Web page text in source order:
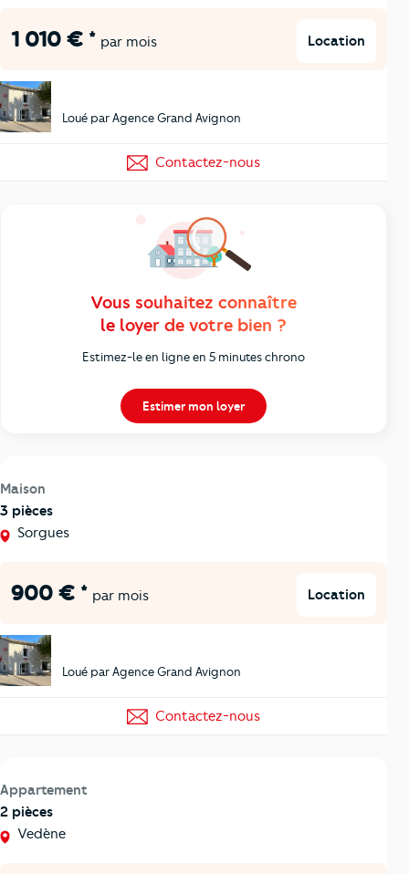
1 010 € * par mois Location
Loué par Agence Grand Avignon
Contactez-nous
Vous souhaitez connaître
le loyer de votre bien ?
Estimez-le en ligne en 5 minutes chrono
Estimer mon loyer
Maison
3 pièces
Sorgues
900 € * par mois Location
Loué par Agence Grand Avignon
Contactez-nous
Appartement
2 pièces
Vedène